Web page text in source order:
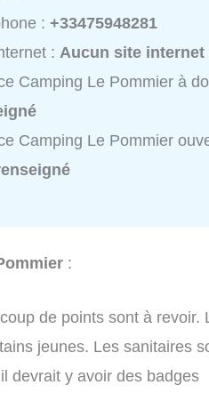
:+33475948281
: Aucun site internet
Camping Le Pommier à
Camping Le Pommier
:
de points sont à revoir.
jeunes. Les sanitaires
devrait y avoir des badges